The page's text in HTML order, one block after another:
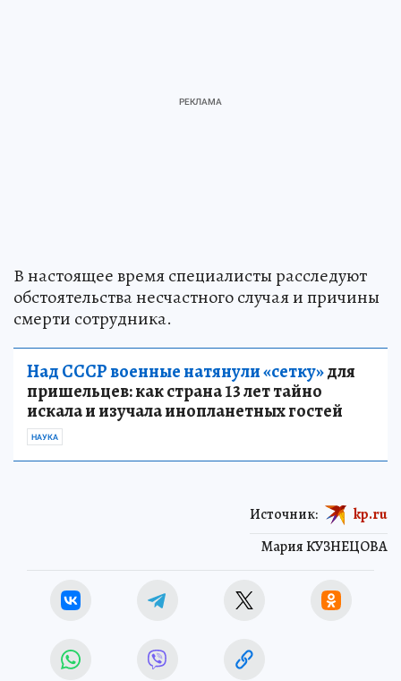
В настоящее время специалисты расследуют
обстоятельства несчастного случая и причины
смерти сотрудника.
Над СССР военные натянули «сетку»для
пришельцев: как страна 13 лет тайно
искала и изучала инопланетных гостей
НАУКА
Мария КУЗНЕЦОВА
Источник: kp.ru